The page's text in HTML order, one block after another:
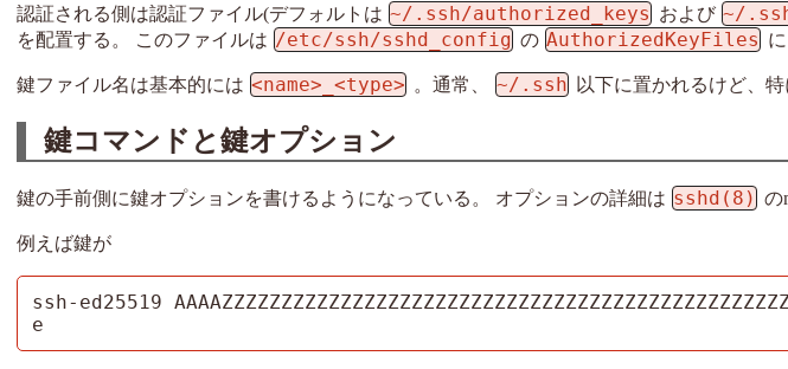
認証される側は認証ファイル(デフォルトは ~/.ssh/authorized_keys および ~/
を配置する。 このファイルは /etc/ssh/sshd_config の AuthorizedKeyFiles
鍵ファイル名は基本的には <name>_<type> 。通常、 ~/.ssh 以下に置かれるけど、特
鍵コマンドと鍵オプション
鍵の手前側に鍵オプションを書けるようになっている。 オプションの詳細は sshd(8) の
例えば鍵が
ssh-ed25519
e